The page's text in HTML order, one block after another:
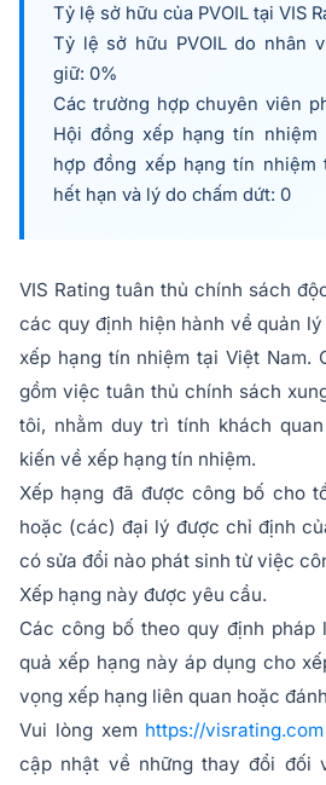
Tỷ lệ sở hữu của PVOIL tại VIS
Tỷ lệ sở hữu PVOIL do nhân
giữ: 0%
Các trường hợp chuyên viên
Hội đồng xếp hạng tín nhiệm
hợp đồng xếp hạng tín nhiệm
hết hạn và lý do chấm dứt: 0
VIS Rating tuân thủ chính sách
các quy định hiện hành về quản
xếp hạng tín nhiệm tại Việt Nam.
gồm việc tuân thủ chính sách
tôi, nhằm duy trì tính khách
kiến về xếp hạng tín nhiệm.
Xếp hạng đã được công bố cho
hoặc (các) đại lý được chỉ định
có sửa đổi nào phát sinh từ việc
Xếp hạng này được yêu cầu.
Các công bố theo quy định pháp
quả xếp hạng này áp dụng cho
vọng xếp hạng liên quan hoặc
Vui lòng xem https://visrating.com
cập nhật về những thay đổi đối